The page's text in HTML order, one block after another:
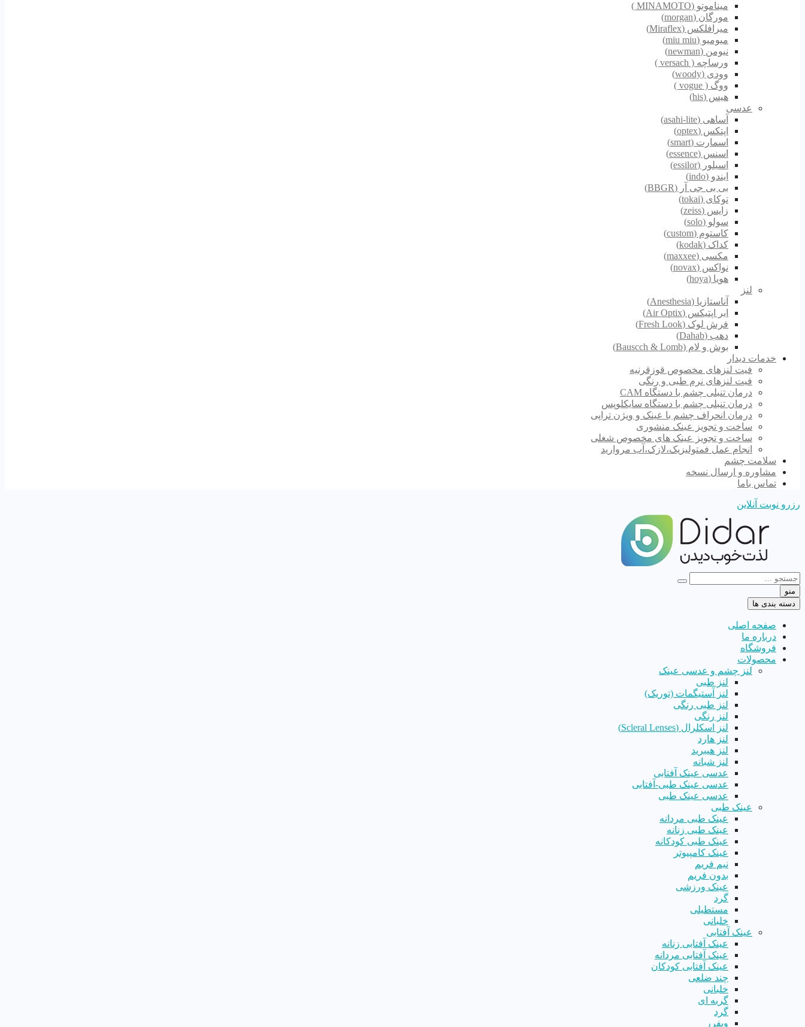
میناموتو (MINAMOTO )
مورگان (morgan)
میرافلکس (Miraflex)
میومیو (miu miu)
نیومن (newman)
ورساچه ( versach )
وودی (woody)
ووگ ( vogue )
هیس (his)
عدسی
آساهی (asahi-lite)
اپتکس (optex)
اسمارت (smart)
اسنس (essence)
اسیلور (essilor)
ایندو (indo)
بی بی جی آر (BBGR)
توکای (tokai)
زایس (zeiss)
سولو (solo)
کاستوم (custom)
کداک (kodak)
مکسی (maxxee)
نواکس (novax)
هویا (hoya)
لنز
آناستازیا (Anesthesia)
ایر اپتیکس (Air Optix)
فرش لوک (Fresh Look)
دهب (Dahab)
بوش و لام (Bauscch & Lomb)
خدمات دیدار
فیت لنزهای مخصوص قوزقرنیه
فیت لنزهای نرم طبی و رنگی
درمان تنبلی چشم با دستگاه CAM
درمان تنبلی چشم با دستگاه سایکلوپس
درمان انحراف چشم با عینک و ویژن تراپی
ساخت و تجویز عینک منشوری
ساخت و تجویز عینک های مخصوص شغلی
انجام عمل فمتولیزیک،لازک،آب مروارید
سلامت چشم
مشاوره و ارسال نسخه
تماس باما
رزرو نوبت آنلاین
منو
دسته بندی ها
صفحه اصلی
درباره ما
فروشگاه
محصولات
لنز چشم و عدسی عینک
لنز طبی
لنز آستیگمات (توریک)
لنز طبی رنگی
لنز رنگی
لنز اسکلرال (Scleral Lenses)
لنز هارد
لنز هیبرید
لنز شبانه
عدسی عینک آفتابی
عدسی عینک طبی-آفتابی
عدسی عینک طبی
عینک طبی
عینک طبی مردانه
عینک طبی زنانه
عینک طبی کودکانه
عینک کامپیوتر
نیم فریم
بدون فریم
عینک ورزشی
گرد
مستطیلی
خلبانی
عینک آفتابی
عینک آفتابی زنانه
عینک آفتابی مردانه
عینک آفتابی کودکان
چند ضلعی
خلبانی
گربه ای
گرد
ویفرر